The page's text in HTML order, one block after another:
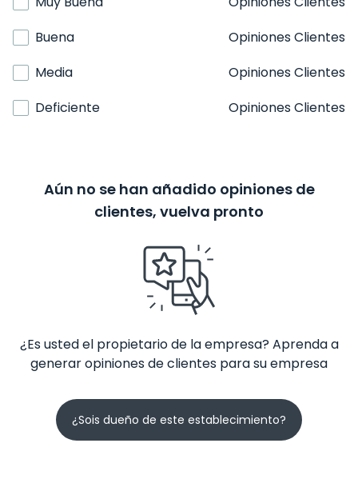
Buena
Opiniones Clientes
Media
Opiniones Clientes
Deficiente
Opiniones Clientes
Aún no se han añadido opiniones de
clientes, vuelva pronto
¿Es usted el propietario de la empresa? Aprenda a
generar opiniones de clientes para su empresa
¿Sois dueño de este establecimiento?